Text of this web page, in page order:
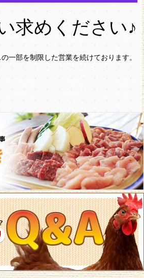
求めください♪
一部を制限した営業を続けております。